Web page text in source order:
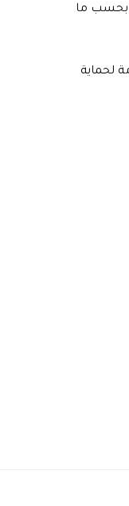
بحسب ما
لحماية